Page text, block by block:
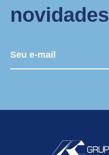
novidades